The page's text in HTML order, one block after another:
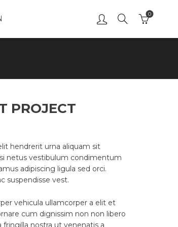
0
PROJECT
hendrerit urna aliquam sit
netus vestibulum condimentum
adipiscing ligula sed orci.
suspendisse vest.
vehicula ullamcorper a elit et
cum dignissim non non libero
fringilla nostra ut venenatis a